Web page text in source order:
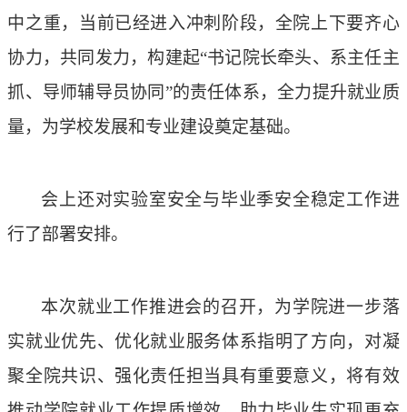
中之重，当前已经进入冲刺阶段，全院上下要齐心
协力，共同发力，构建起“书记院长牵头、系主任主
抓、导师辅导员协同”的责任体系，全力提升就业质
量，为学校发展和专业建设奠定基础。
会上还对实验室安全与毕业季安全稳定工作进
行了部署安排。
本次就业工作推进会的召开，为学院进一步落
实就业优先、优化就业服务体系指明了方向，对凝
聚全院共识、强化责任担当具有重要意义，将有效